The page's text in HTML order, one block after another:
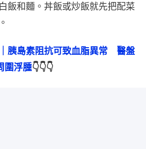
飯和麵。丼飯或炒飯就先把配菜
胰島素阻抗可致血脂異常　醫盤
圍浮腫👇👇👇